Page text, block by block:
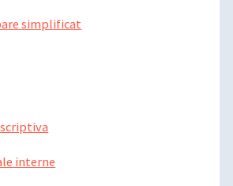
simplificat
interne